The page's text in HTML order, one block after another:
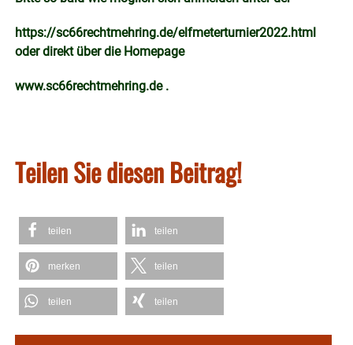
https://sc66rechtmehring.de/elfmeterturnier2022.html
oder direkt über die Homepage
www.sc66rechtmehring.de .
Teilen Sie diesen Beitrag!
teilen teilen
merken teilen
teilen teilen